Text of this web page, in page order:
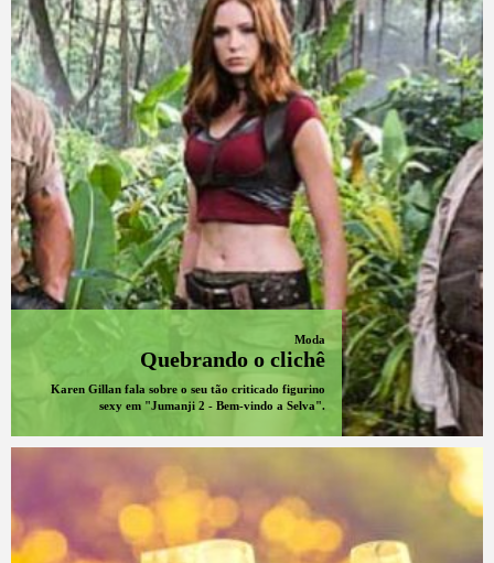
Moda
Quebrando o clichê
Karen Gillan fala sobre o seu tão criticado figurino
sexy em "Jumanji 2 - Bem-vindo a Selva".